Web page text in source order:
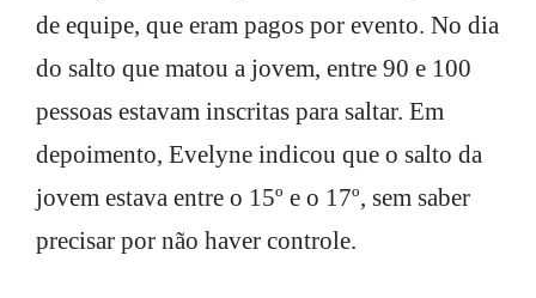
de equipe, que eram pagos por evento. No dia
do salto que matou a jovem, entre 90 e 100
pessoas estavam inscritas para saltar. Em
depoimento, Evelyne indicou que o salto da
jovem estava entre o 15º e o 17º, sem saber
precisar por não haver controle.